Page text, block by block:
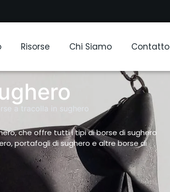
Risorse Chi Siamo Contatto
a tracolla in sughero
che offre tutti i tipi di borse di sughero
portafogli di sughero e altre borse di